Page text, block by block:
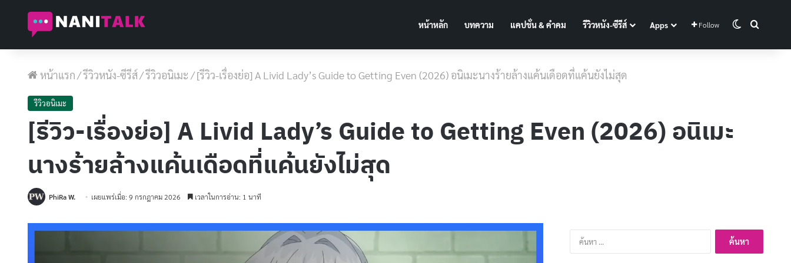
หน้าหลัก บทความ แคปชั่น & คำคม รีวิวหนัง-ซีรีส์ Apps Follow Switch skin
หน้าแรก/รีวิวหนัง-ซีรีส์/รีวิวอนิเมะ /[รีวิว-เรื่องย่อ] A Livid Lady’s Guide to Getting Even (2026) อนิเมะนางร้ายล้างแค้นเดือดที่แค้นยังไม่สุด
รีวิวอนิเมะ
[รีวิว-เรื่องย่อ] A Livid Lady’s Guide to Getting Even (2026) อนิเมะ
นางร้ายล้างแค้นเดือดที่แค้นยังไม่สุด
PhiRa W. เผยแพร่เมื่อ: 9 กรกฎาคม 2026 เวลาในการอ่าน: 1 นาที
ค้นหา
สำหรับ: